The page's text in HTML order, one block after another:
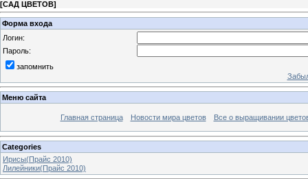
[САД ЦВЕТОВ]
Форма входа
Логин:
Пароль:
запомнить
Меню сайта
Главная страница Новости мира цветов Все о выращивании
Categories
Ирисы(Прайс 2010)
Лилейники(Прайс 2010)